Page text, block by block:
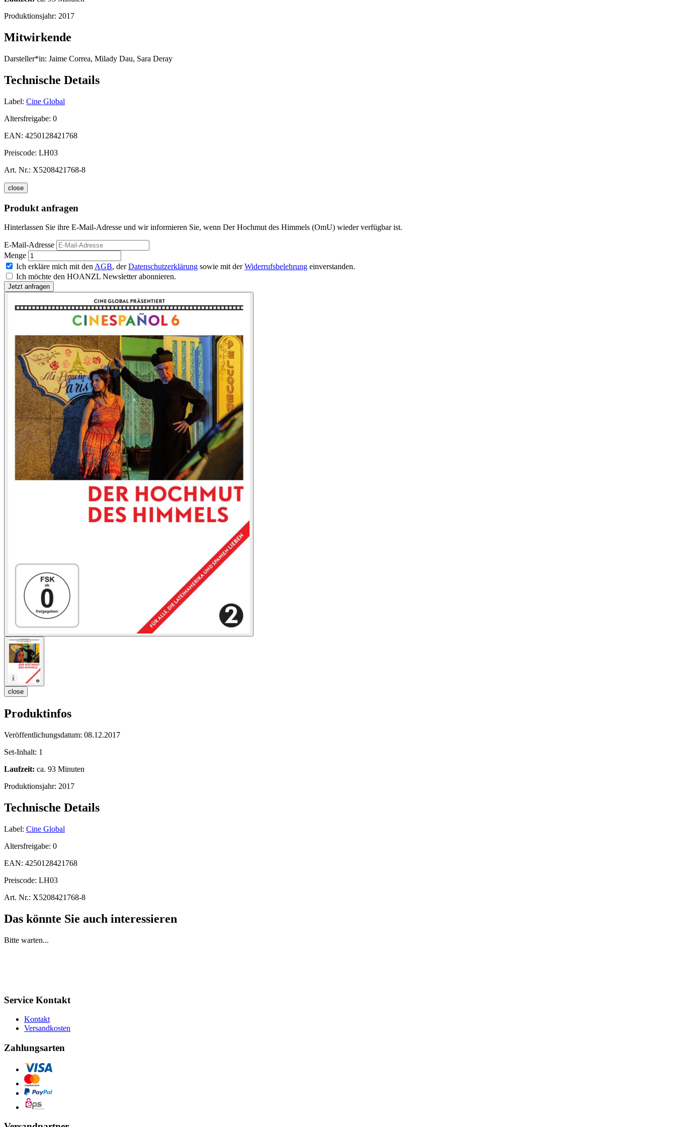
Produktionsjahr: 2017
Mitwirkende
Darsteller*in: Jaime Correa, Milady Dau, Sara Deray
Technische Details
Label: Cine Global
Altersfreigabe: 0
EAN: 4250128421768
Preiscode: LH03
Art. Nr.: X5208421768-8
close
Produkt anfragen
Hinterlassen Sie ihre E-Mail-Adresse und wir informieren Sie, wenn Der Hochmut des Himmels (OmU) wieder verfügbar ist.
E-Mail-Adresse
Menge
Ich erkläre mich mit den AGB, derDatenschutzerklärung sowie mit derWiderrufsbelehrung einverstanden.
Ich möchte den HOANZL Newsletter abonnieren.
close
Produktinfos
Veröffentlichungsdatum: 08.12.2017
Set-Inhalt: 1
Laufzeit: ca. 93 Minuten
Produktionsjahr: 2017
Technische Details
Label: Cine Global
Altersfreigabe: 0
EAN: 4250128421768
Preiscode: LH03
Art. Nr.: X5208421768-8
Das könnte Sie auch interessieren
Bitte warten...
Service Kontakt
Kontakt
Versandkosten
Zahlungsarten